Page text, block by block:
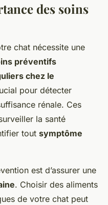
des soins
chat nécessite une
préventifs
chez le
pour détecter
rénale. Ces
la santé
tout symptôme
est d’assurer une
. Choisir des aliments
de votre chat peut